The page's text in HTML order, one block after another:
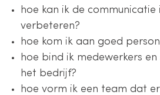
hoe kan ik de communicatie
verbeteren?
hoe kom ik aan goed
hoe bind ik medewerkers
het bedrijf?
hoe vorm ik een team dat